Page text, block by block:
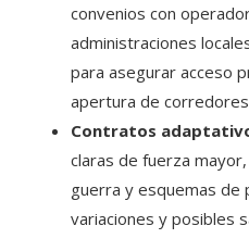
convenios con
administraciones
para asegurar acceso
apertura de
Contratos
claras de fuerza
guerra y esquemas de
variaciones y posibles